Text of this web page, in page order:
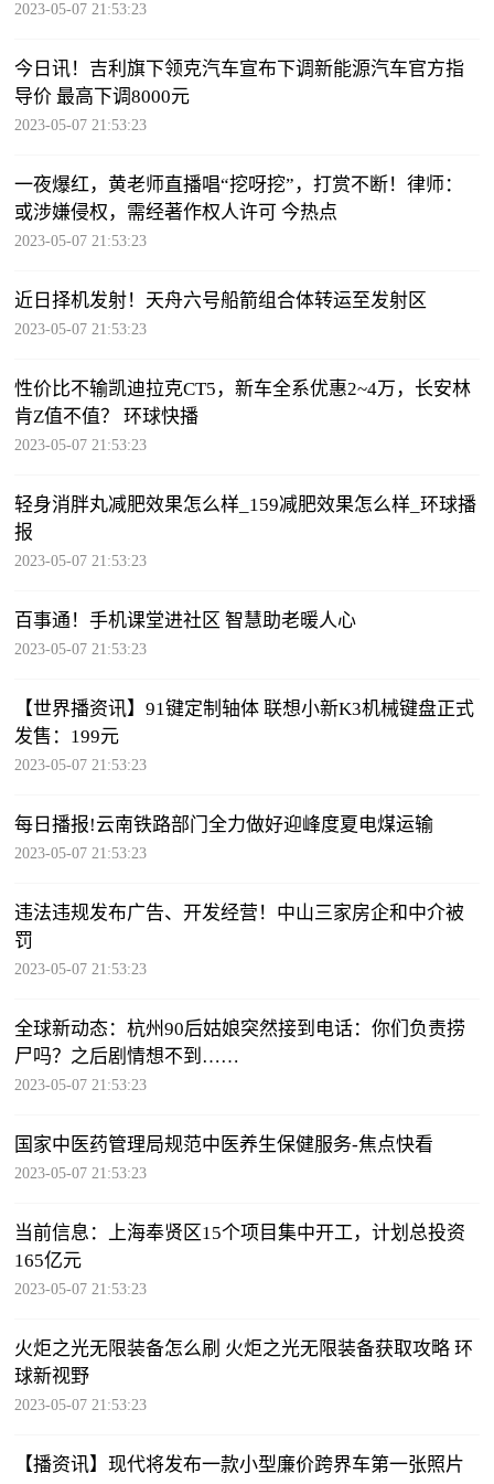
2023-05-07 21:53:23
今日讯！吉利旗下领克汽车宣布下调新能源汽车官方指
导价 最高下调8000元
2023-05-07 21:53:23
一夜爆红，黄老师直播唱“挖呀挖”，打赏不断！律师：
或涉嫌侵权，需经著作权人许可 今热点
2023-05-07 21:53:23
近日择机发射！天舟六号船箭组合体转运至发射区
2023-05-07 21:53:23
性价比不输凯迪拉克CT5，新车全系优惠2~4万，长安林
肯Z值不值？ 环球快播
2023-05-07 21:53:23
轻身消胖丸减肥效果怎么样_159减肥效果怎么样_环球播
报
2023-05-07 21:53:23
百事通！手机课堂进社区 智慧助老暖人心
2023-05-07 21:53:23
【世界播资讯】91键定制轴体 联想小新K3机械键盘正式
发售：199元
2023-05-07 21:53:23
每日播报!云南铁路部门全力做好迎峰度夏电煤运输
2023-05-07 21:53:23
违法违规发布广告、开发经营！中山三家房企和中介被
罚
2023-05-07 21:53:23
全球新动态：杭州90后姑娘突然接到电话：你们负责捞
尸吗？之后剧情想不到……
2023-05-07 21:53:23
国家中医药管理局规范中医养生保健服务-焦点快看
2023-05-07 21:53:23
当前信息：上海奉贤区15个项目集中开工，计划总投资
165亿元
2023-05-07 21:53:23
火炬之光无限装备怎么刷 火炬之光无限装备获取攻略 环
球新视野
2023-05-07 21:53:23
【播资讯】现代将发布一款小型廉价跨界车第一张照片